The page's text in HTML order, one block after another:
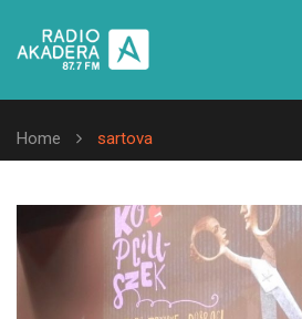
Home sartova